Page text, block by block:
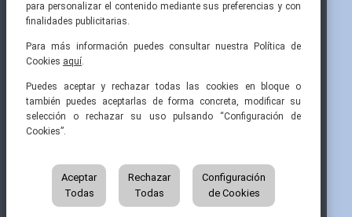
Pintor Ribera, 3
28016 Madrid
91 519 70 80
91 519 70 81
semi@fesemi.org
femi@fesemi.org
ÁREA DE SOCIO
GRUPOS DE TRABAJO
AVISO LEGAL
AVISO PARA PACIENTES
FINANCIACIÓN
para personalizar el contenido mediante sus preferencias y con
finalidades publicitarias.
Para más información puedes consultar nuestra Política de
Cookies aquí.
Puedes aceptar y rechazar todas las cookies en bloque o
también puedes aceptarlas de forma concreta, modificar su
selección o rechazar su uso pulsando “Configuración de
Cookies”.
Aceptar
Todas
Rechazar
Todas
Configuración
de Cookies